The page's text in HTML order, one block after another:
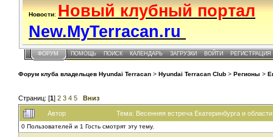
Новости: Новый клубный портал
New.MyTerracan.ru
ФОРУМ ПОМОЩЬ ПОИСК КАЛЕНДАРЬ ЗАГРУЗКИ ВОЙТИ РЕГИСТРАЦИЯ
Форум клуба владельцев Hyundai Terracan > Hyundai Terracan Club > Регионы >
Страниц: [1] 2 3 4 5 Вниз
Автор Тема: Весенняя встреча Екатеринбурга и
0 Пользователей и 1 Гость смотрят эту тему.